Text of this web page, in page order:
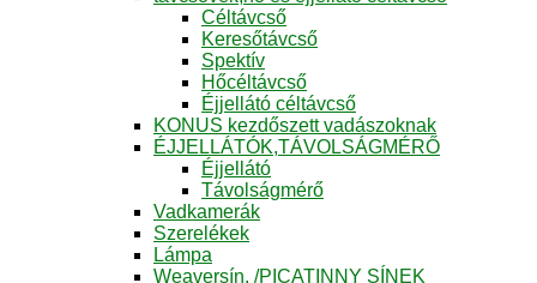
Céltávcső
Keresőtávcső
Spektív
Hőcéltávcső
Éjjellátó céltávcső
KONUS kezdőszett vadászoknak
ÉJJELLÁTÓK,TÁVOLSÁGMÉRŐ
Éjjellátó
Távolságmérő
Vadkamerák
Szerelékek
Lámpa
Weaversín, /PICATINNY SÍNEK